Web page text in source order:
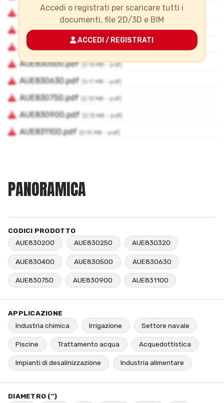
Accedi o registrati per scaricare tutti i
documenti, file 2D/3D e BIM
ACCEDI / REGISTRATI
PANORAMICA
CODICI PRODOTTO
AUE830200
AUE830250 AUE830320
AUE830400 AUE830500 AUE830630
AUE830750 AUE830900 AUE831100
APPLICAZIONE
Industria chimica
Irrigazione Settore navale
Piscine Trattamento acqua Acquedottistica
Impianti di desalinizzazione Industria alimentare
DIAMETRO (")